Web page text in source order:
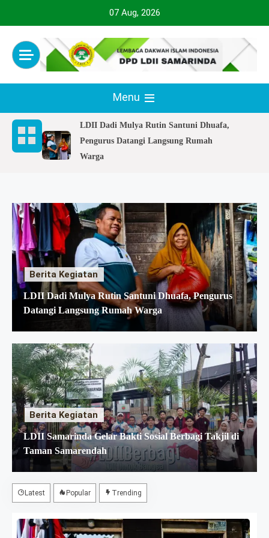
to
content
07 Aug, 2026
LDII SAMARINDA
Menu
LDII Dadi Mulya Rutin Santuni Dhuafa,
Pengurus Datangi Langsung Rumah
Warga
Upgrading Jurnalistik, LDII Kaltim
Perkuat Publikasi Kegiatan di Daerah
Perkuat Strategi Dakwah, LDII
Samarinda Bekali Anggota dengan
Keterampilan Komunikasi
Semarak Pengajian Akhir Tahun, LDII
Samarinda Perkuat Pembinaan Generasi
Muda
PC LDII Loa Janan Ilir Gelar Khitanan
Massal untuk Warga
Berita Kegiatan
LDII Dadi Mulya Rutin Santuni Dhuafa, Pengurus
Datangi Langsung Rumah Warga
Berita Kegiatan
LDII Samarinda Gelar Bakti Sosial Berbagi Takjil di
Taman Samarendah
Latest Popular Trending